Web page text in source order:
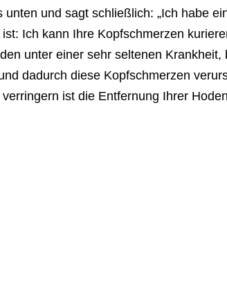
und sagt schließlich: „Ich habe
Ich kann Ihre Kopfschmerzen
unter einer sehr seltenen Krankheit,
dadurch diese Kopfschmerzen
ist die Entfernung Ihrer